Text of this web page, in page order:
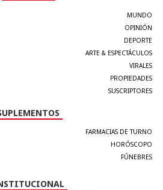
MUNDO
OPINIÓN
DEPORTE
ARTE & ESPECTÁCULOS
VIRALES
PROPIEDADES
SUSCRIPTORES
FARMACIAS DE TURNO
HORÓSCOPO
FÚNEBRES